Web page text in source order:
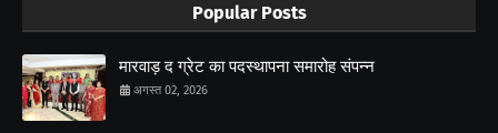
Popular Posts
मारवाड़ द ग्रेट का पदस्थापना समारोह संपन्न
अगस्त 02, 2026